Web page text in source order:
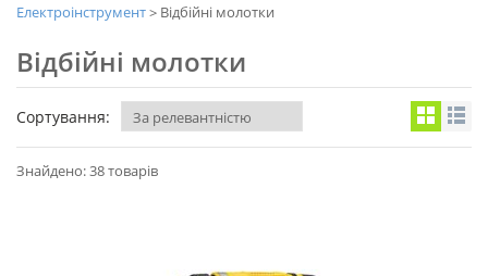
Електроінструмент
Відбійні молотки
Відбійні молотки
Сортування:
Знайдено: 38 товарів